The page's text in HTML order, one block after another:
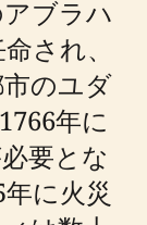
ブラハ
され、
のユダ
年に
要とな
に火災